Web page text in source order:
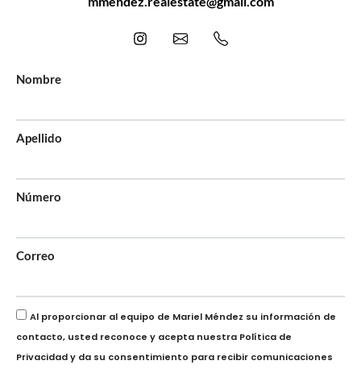
Nombre
Apellido
Número
Correo
Al proporcionar al equipo de Mariel Méndez su información de
contacto, usted reconoce y acepta nuestra Política de
Privacidady da su consentimiento para recibir comunicaciones